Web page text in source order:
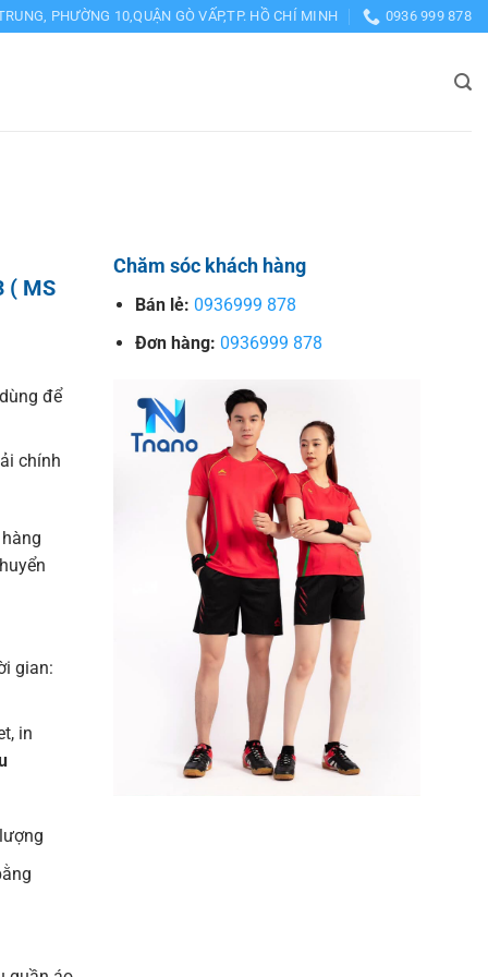
PHƯỜNG 10,QUẬN GÒ VẤP,TP. HỒ CHÍ MINH 0936 999 878
( MS
để
chính
gian:
in
Chăm sóc khách hàng
Bán lẻ: 0936999 878
Đơn hàng: 0936999 878